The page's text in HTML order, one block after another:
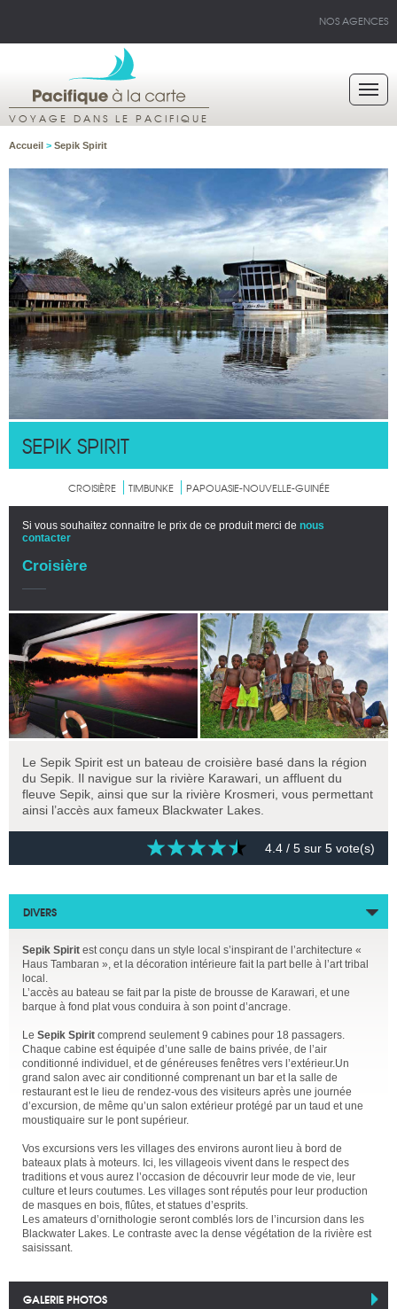
NOS AGENCES
VOYAGE DANS LE PACIFIQUE
Accueil > Sepik Spirit
SEPIK SPIRIT
CROISIÈRE TIMBUNKE PAPOUASIE-NOUVELLE-GUINÉE
Si vous souhaitez connaitre le prix de ce produit merci de nous
contacter
Croisière
Le Sepik Spirit est un bateau de croisière basé dans la région
du Sepik. Il navigue sur la rivière Karawari, un affluent du
fleuve Sepik, ainsi que sur la rivière Krosmeri, vous permettant
ainsi l’accès aux fameux Blackwater Lakes.
4.4 / 5 sur 5 vote(s)
DIVERS
Sepik Spirit est conçu dans un style local s’inspirant de l’architecture «
Haus Tambaran », et la décoration intérieure fait la part belle à l’art tribal
local.
L’accès au bateau se fait par la piste de brousse de Karawari, et une
barque à fond plat vous conduira à son point d’ancrage.
Le Sepik Spirit comprend seulement 9 cabines pour 18 passagers.
Chaque cabine est équipée d’une salle de bains privée, de l’air
conditionné individuel, et de généreuses fenêtres vers l’extérieur. Un
grand salon avec air conditionné comprenant un bar et la salle de
restaurant est le lieu de rendez-vous des visiteurs après une journée
d’excursion, de même qu’un salon extérieur protégé par un taud et une
moustiquaire sur le pont supérieur.
Vos excursions vers les villages des environs auront lieu à bord de
bateaux plats à moteurs. Ici, les villageois vivent dans le respect des
traditions et vous aurez l’occasion de découvrir leur mode de vie, leur
culture et leurs coutumes. Les villages sont réputés pour leur production
de masques en bois, flûtes, et statues d’esprits.
Les amateurs d’ornithologie seront comblés lors de l’incursion dans les
Blackwater Lakes. Le contraste avec la dense végétation de la rivière est
saisissant.
GALERIE PHOTOS